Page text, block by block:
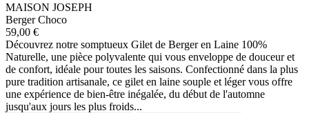
MAISON JOSEPH
Berger Choco
59,00 €
Découvrez notre somptueux Gilet de Berger en Laine 100%
Naturelle, une pièce polyvalente qui vous enveloppe de douceur et
de confort, idéale pour toutes les saisons. Confectionné dans la plus
pure tradition artisanale, ce gilet en laine souple et léger vous offre
une expérience de bien-être inégalée, du début de l'automne
jusqu'aux jours les plus froids...